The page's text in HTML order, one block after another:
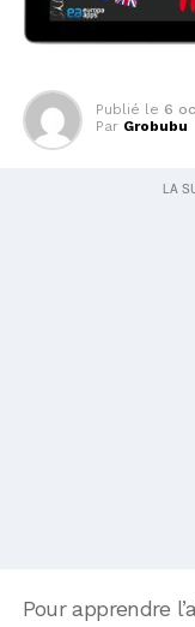
Publié le 6
Par Grobubu
Pour apprendre